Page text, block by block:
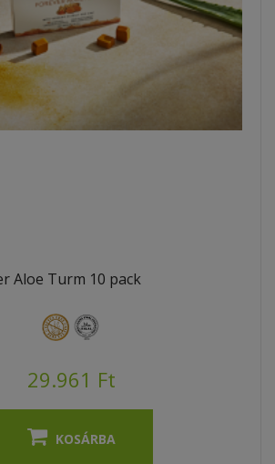
Aloe Turm 10 pack
29.961 Ft
KOSÁRBA